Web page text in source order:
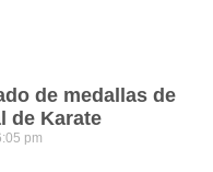
de medallas de
de Karate
pm